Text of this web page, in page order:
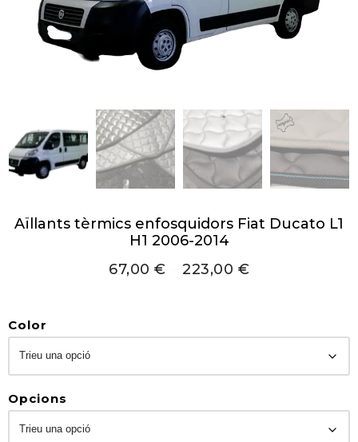
Aïllants tèrmics enfosquidors Fiat Ducato L1
H1 2006-2014
67,00 € 223,00 €
Color
Opcions